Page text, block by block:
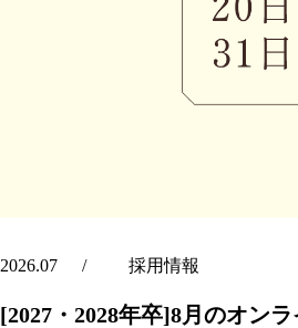
2026.07 採用情報
[2027・2028年卒]8月のオン